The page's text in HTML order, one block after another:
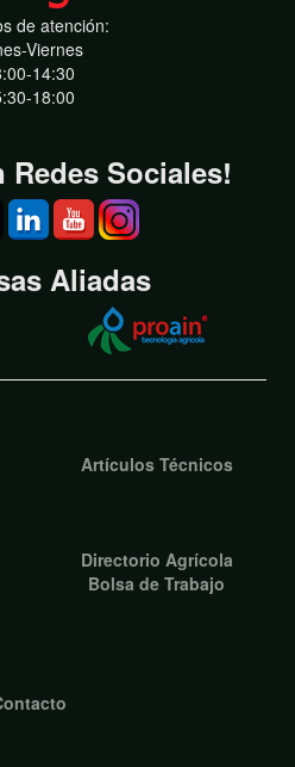
de atención:
Viernes
14:30
18:00
Redes Sociales!
Aliadas
Artículos Técnicos
Directorio Agrícola
Bolsa de Trabajo